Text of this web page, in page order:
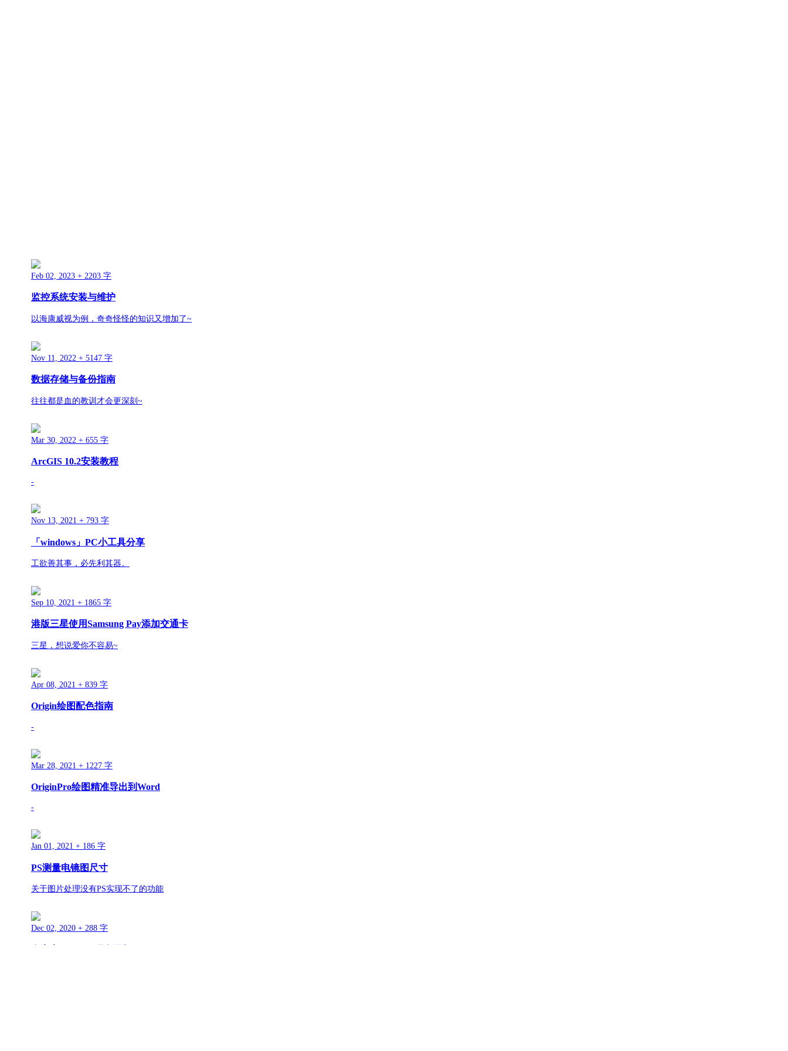
Feb 02, 2023 + 2203 字
监控系统安装与维护
以海康威视为例，奇奇怪怪的知识又增加了~
Nov 11, 2022 + 5147 字
数据存储与备份指南
往往都是血的教训才会更深刻~
Mar 30, 2022 + 655 字
ArcGIS 10.2安装教程
-
Nov 13, 2021 + 793 字
「windows」PC小工具分享
工欲善其事，必先利其器。
Sep 10, 2021 + 1865 字
港版三星使用Samsung Pay添加交通卡
三星，想说爱你不容易~
Apr 08, 2021 + 839 字
Origin绘图配色指南
-
Mar 28, 2021 + 1227 字
OriginPro绘图精准导出到Word
-
Jan 01, 2021 + 186 字
PS测量电镜图尺寸
关于图片处理没有PS实现不了的功能
Dec 02, 2020 + 288 字